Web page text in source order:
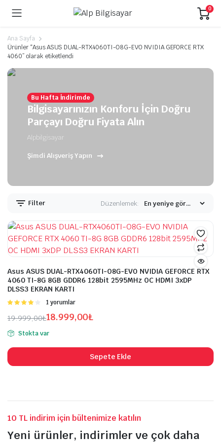
0
Ana Sayfa
Ürünler “Asus ASUS DUAL-RTX4060TI-O8G-EVO NVIDIA GEFORCE RTX
4060” olarak etiketlendi
Bu Hafta İndirimde
Bilgisayarınızın Konforu İçin Doğru
Parçayı Doğru Fiyata Alın
Alpbilgisayar
Şimdi Alışveriş Yapın
Filter Düzenlemek:
Asus ASUS DUAL-RTX4060TI-O8G-EVO NVIDIA GEFORCE RTX
4060 TI-8G 8GB GDDR6 128bit 2595MHz OC HDMI 3xDP
DLSS3 EKRAN KARTI
4.00oy
1 yorumlar
19.999,00₺
Orijinal
fiyat:
19.999,00₺.
18.999,00₺
Şu
andaki
fiyat:
18.999,00₺.
Stokta var
Sepete Ekle
10 TL indirim için bültenimize katılın
Yeni ürünler, indirimler ve çok daha